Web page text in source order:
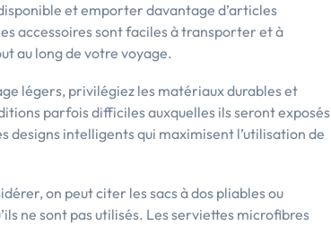
et emporter davantage d’articles
accessoires sont faciles à transporter et à
au long de votre voyage.
légers, privilégiez les matériaux durables et
parfois difficiles auxquelles ils seront exposés
designs intelligents qui maximisent l’utilisation de
on peut citer les sacs à dos pliables ou
ne sont pas utilisés. Les serviettes microfibres